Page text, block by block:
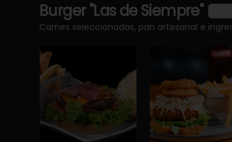
Burger "Las de Siempre"
Carnes seleccionadas, pan artesanal e